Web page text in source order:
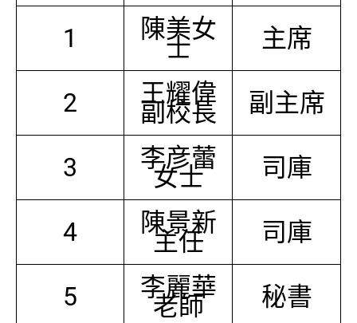
1
陳美女
士 主席
2 王耀偉
副校長 副主席
3 李彦蕾
女士 司庫
4 陳景新
主任 司庫
5 李麗華
老師 秘書